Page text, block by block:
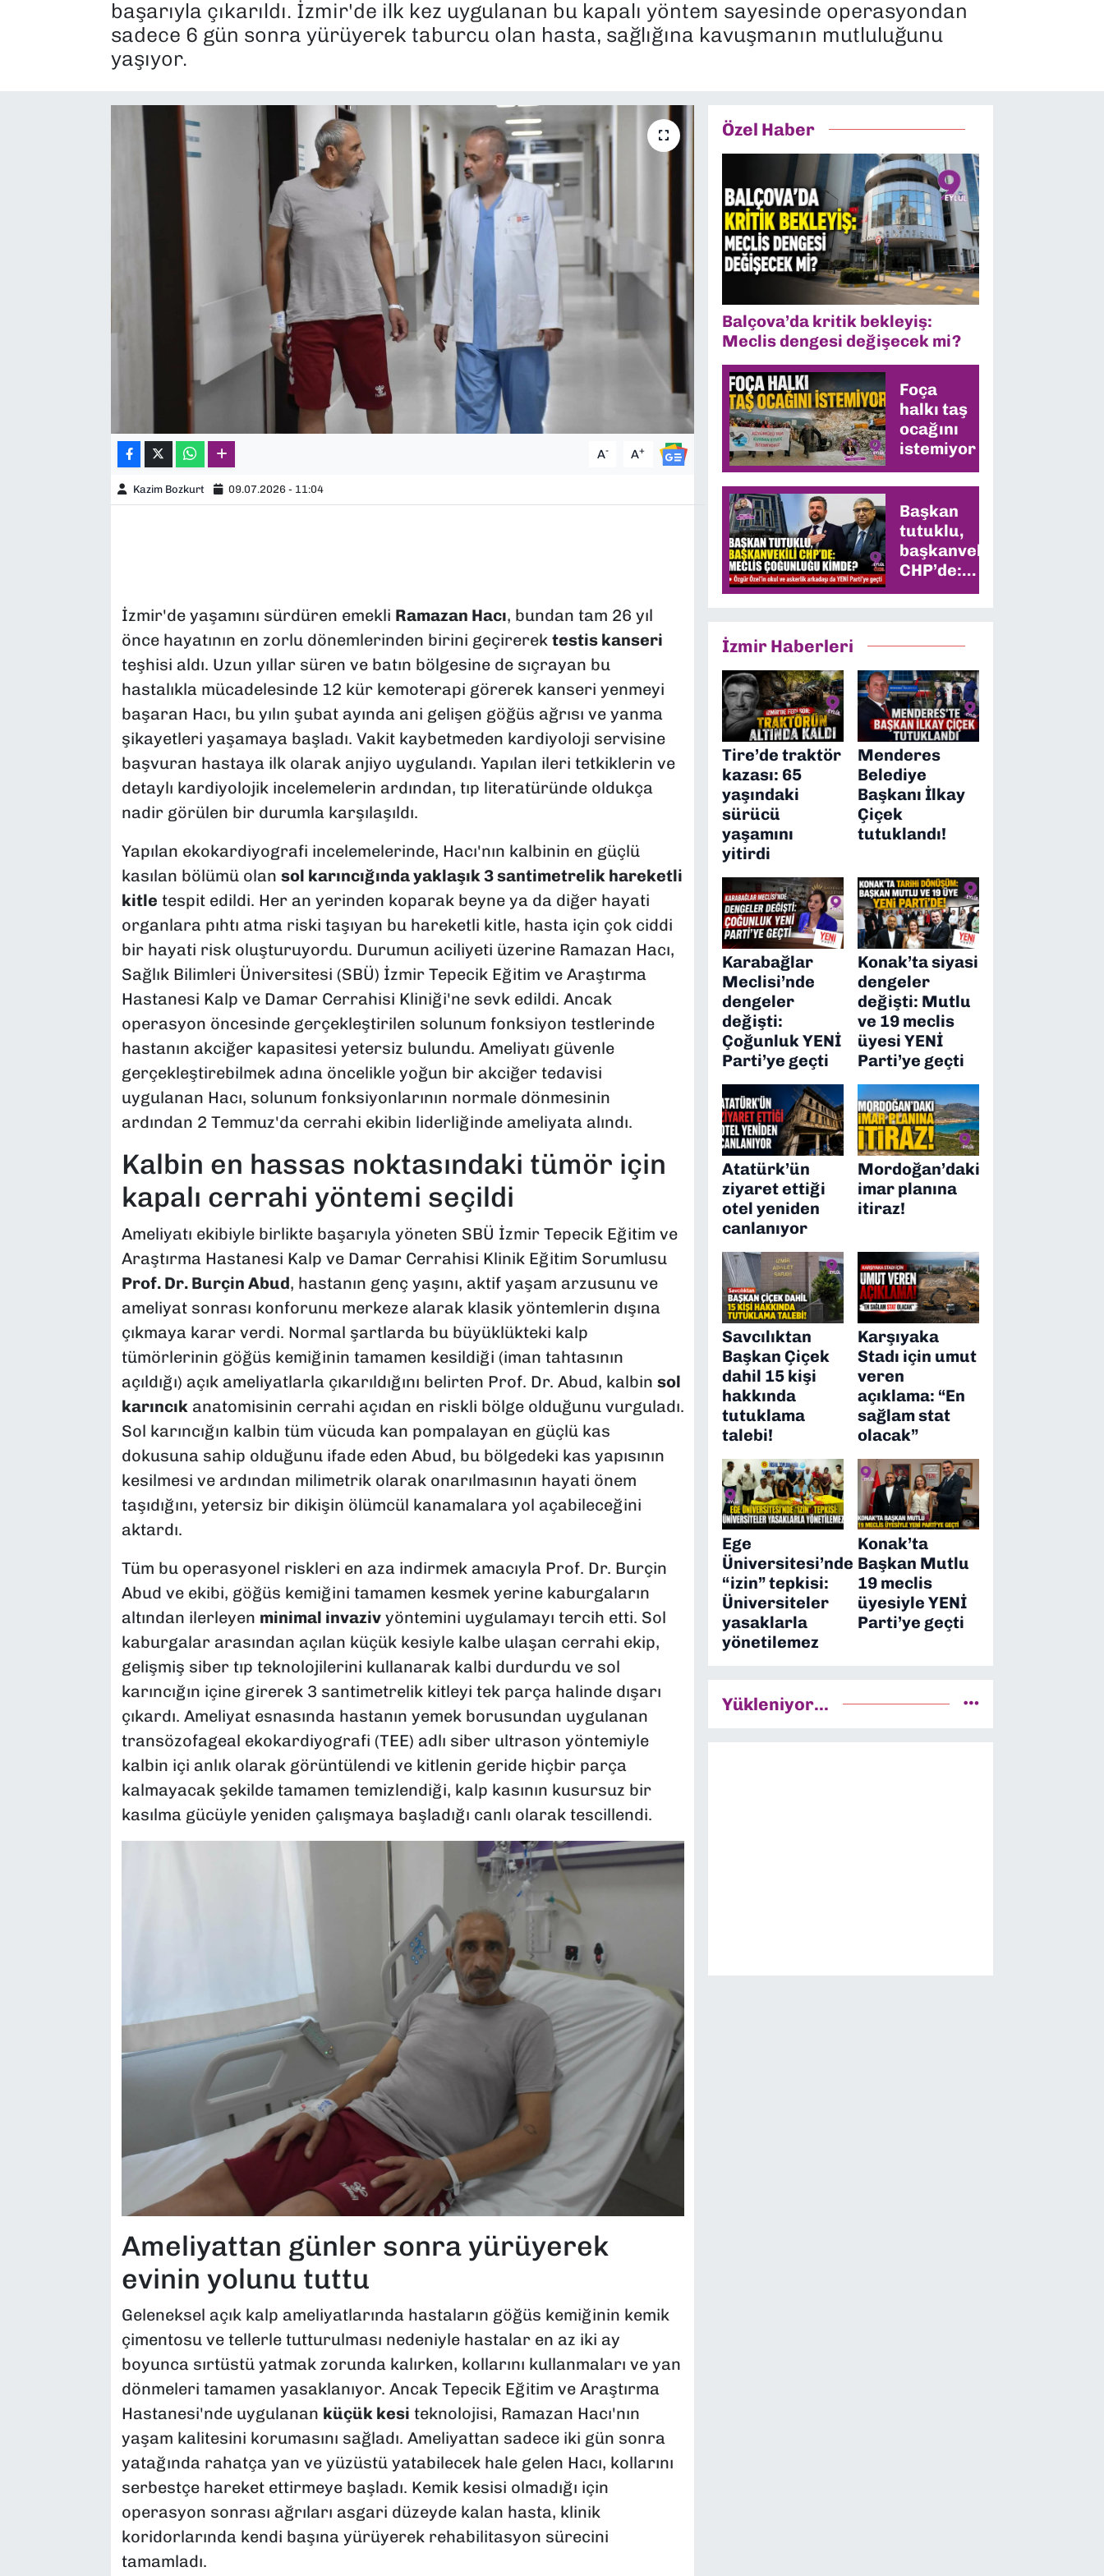
başarıyla çıkarıldı. İzmir'de ilk kez uygulanan bu kapalı yöntem sayesinde operasyondan
sadece 6 gün sonra yürüyerek taburcu olan hasta, sağlığına kavuşmanın mutluluğunu
yaşıyor.
A- A+
Kazim Bozkurt 09.07.2026 - 11:04
İzmir'de yaşamını sürdüren emekli Ramazan Hacı, bundan tam 26 yıl
önce hayatının en zorlu dönemlerinden birini geçirerek testis kanseri
teşhisi aldı. Uzun yıllar süren ve batın bölgesine de sıçrayan bu
hastalıkla mücadelesinde 12 kür kemoterapi görerek kanseri yenmeyi
başaran Hacı, bu yılın şubat ayında ani gelişen göğüs ağrısı ve yanma
şikayetleri yaşamaya başladı. Vakit kaybetmeden kardiyoloji servisine
başvuran hastaya ilk olarak anjiyo uygulandı. Yapılan ileri tetkiklerin ve
detaylı kardiyolojik incelemelerin ardından, tıp literatüründe oldukça
nadir görülen bir durumla karşılaşıldı.
Yapılan ekokardiyografi incelemelerinde, Hacı'nın kalbinin en güçlü
kasılan bölümü olan sol karıncığında yaklaşık 3 santimetrelik hareketli
kitle tespit edildi. Her an yerinden koparak beyne ya da diğer hayati
organlara pıhtı atma riski taşıyan bu hareketli kitle, hasta için çok ciddi
bir hayati risk oluşturuyordu. Durumun aciliyeti üzerine Ramazan Hacı,
Sağlık Bilimleri Üniversitesi (SBÜ) İzmir Tepecik Eğitim ve Araştırma
Hastanesi Kalp ve Damar Cerrahisi Kliniği'ne sevk edildi. Ancak
operasyon öncesinde gerçekleştirilen solunum fonksiyon testlerinde
hastanın akciğer kapasitesi yetersiz bulundu. Ameliyatı güvenle
gerçekleştirebilmek adına öncelikle yoğun bir akciğer tedavisi
uygulanan Hacı, solunum fonksiyonlarının normale dönmesinin
ardından 2 Temmuz'da cerrahi ekibin liderliğinde ameliyata alındı.
Kalbin en hassas noktasındaki tümör için
kapalı cerrahi yöntemi seçildi
Ameliyatı ekibiyle birlikte başarıyla yöneten SBÜ İzmir Tepecik Eğitim ve
Araştırma Hastanesi Kalp ve Damar Cerrahisi Klinik Eğitim Sorumlusu
Prof. Dr. Burçin Abud, hastanın genç yaşını, aktif yaşam arzusunu ve
ameliyat sonrası konforunu merkeze alarak klasik yöntemlerin dışına
çıkmaya karar verdi. Normal şartlarda bu büyüklükteki kalp
tümörlerinin göğüs kemiğinin tamamen kesildiği (iman tahtasının
açıldığı) açık ameliyatlarla çıkarıldığını belirten Prof. Dr. Abud, kalbin sol
karıncıkanatomisinin cerrahi açıdan en riskli bölge olduğunu vurguladı.
Sol karıncığın kalbin tüm vücuda kan pompalayan en güçlü kas
dokusuna sahip olduğunu ifade eden Abud, bu bölgedeki kas yapısının
kesilmesi ve ardından milimetrik olarak onarılmasının hayati önem
taşıdığını, yetersiz bir dikişin ölümcül kanamalara yol açabileceğini
aktardı.
Tüm bu operasyonel riskleri en aza indirmek amacıyla Prof. Dr. Burçin
Abud ve ekibi, göğüs kemiğini tamamen kesmek yerine kaburgaların
altından ilerleyen minimal invazivyöntemini uygulamayı tercih etti. Sol
kaburgalar arasından açılan küçük kesiyle kalbe ulaşan cerrahi ekip,
gelişmiş siber tıp teknolojilerini kullanarak kalbi durdurdu ve sol
karıncığın içine girerek 3 santimetrelik kitleyi tek parça halinde dışarı
çıkardı. Ameliyat esnasında hastanın yemek borusundan uygulanan
transözofageal ekokardiyografi (TEE) adlı siber ultrason yöntemiyle
kalbin içi anlık olarak görüntülendi ve kitlenin geride hiçbir parça
kalmayacak şekilde tamamen temizlendiği, kalp kasının kusursuz bir
kasılma gücüyle yeniden çalışmaya başladığı canlı olarak tescillendi.
Ameliyattan günler sonra yürüyerek
evinin yolunu tuttu
Geleneksel açık kalp ameliyatlarında hastaların göğüs kemiğinin kemik
çimentosu ve tellerle tutturulması nedeniyle hastalar en az iki ay
boyunca sırtüstü yatmak zorunda kalırken, kollarını kullanmaları ve yan
dönmeleri tamamen yasaklanıyor. Ancak Tepecik Eğitim ve Araştırma
Hastanesi'nde uygulanan küçük kesi teknolojisi, Ramazan Hacı'nın
yaşam kalitesini korumasını sağladı. Ameliyattan sadece iki gün sonra
yatağında rahatça yan ve yüzüstü yatabilecek hale gelen Hacı, kollarını
serbestçe hareket ettirmeye başladı. Kemik kesisi olmadığı için
operasyon sonrası ağrıları asgari düzeyde kalan hasta, klinik
koridorlarında kendi başına yürüyerek rehabilitasyon sürecini
tamamladı.
Özel Haber
Balçova’da kritik bekleyiş:
Meclis dengesi değişecek mi?
Foça
halkı taş
ocağını
istemiyor
Başkan
tutuklu,
başkanvekili
CHP’de:
Meclis
İzmir Haberleri
Tire’de traktör
kazası: 65
yaşındaki
sürücü
yaşamını
yitirdi
Menderes
Belediye
Başkanı İlkay
Çiçek
tutuklandı!
Karabağlar
Meclisi’nde
dengeler
değişti:
Çoğunluk YENİ
Parti’ye geçti
Konak’ta siyasi
dengeler
değişti: Mutlu
ve 19 meclis
üyesi YENİ
Parti’ye geçti
Atatürk’ün
ziyaret ettiği
otel yeniden
canlanıyor
Mordoğan’daki
imar planına
itiraz!
Savcılıktan
Başkan Çiçek
dahil 15 kişi
hakkında
tutuklama
talebi!
Karşıyaka
Stadı için umut
veren
açıklama: “En
sağlam stat
olacak”
Ege
Üniversitesi’nde
“izin” tepkisi:
Üniversiteler
yasaklarla
yönetilemez
Konak’ta
Başkan Mutlu
19 meclis
üyesiyle YENİ
Parti’ye geçti
Yükleniyor...
YEREL YÖNETİMLER